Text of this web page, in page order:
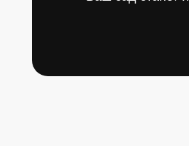
Наши менеджеры с
максимально